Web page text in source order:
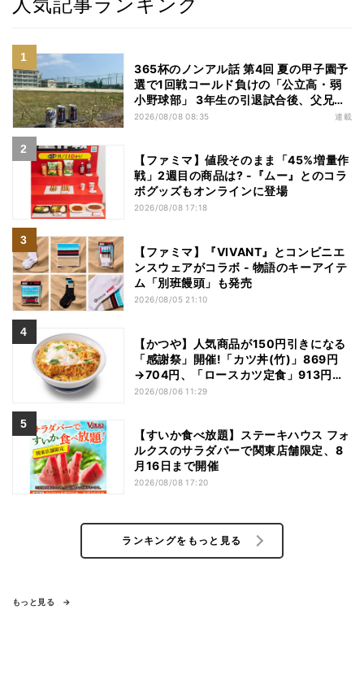
365杯のノンアル話 第4回 夏の甲子園予
選で1回戦コールド負けの「公立高・弱
小野球部」 3年生の引退試合後、父兄
が“現場”で取り出したのは……
2026/08/08 08:35 連載
【ファミマ】値段そのまま「45%増量作
戦」2週目の商品は? -『ムー』とのコラ
ボグッズもオンラインに登場
2026/08/08 17:18
【ファミマ】『VIVANT』とコンビニエ
ンスウェアがコラボ - 物語のキーアイテ
ム「別班饅頭」も発売
2026/08/05 21:10
【かつや】人気商品が150円引きになる
「感謝祭」開催!「カツ丼(竹)」869円
→704円、「ロースカツ定食」913円
→748円に - 8日間限定
2026/08/06 11:29
【すいか食べ放題】ステーキハウス フォ
ルクスのサラダバーで関東店舗限定、8
月16日まで開催
2026/08/08 17:20
ランキングをもっと見る
もっと見る